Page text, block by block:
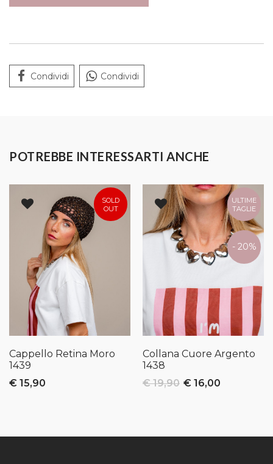
Condividi Condividi
POTREBBE INTERESSARTI ANCHE
SOLD
OUT
Cappello Retina Moro
1439
€ 15,90
ULTIME
TAGLIE
- 20%
Collana Cuore Argento
1438
€ 19,90 € 16,00